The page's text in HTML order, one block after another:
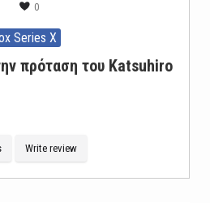
0
Series X
πρόταση του Katsuhiro
Write review